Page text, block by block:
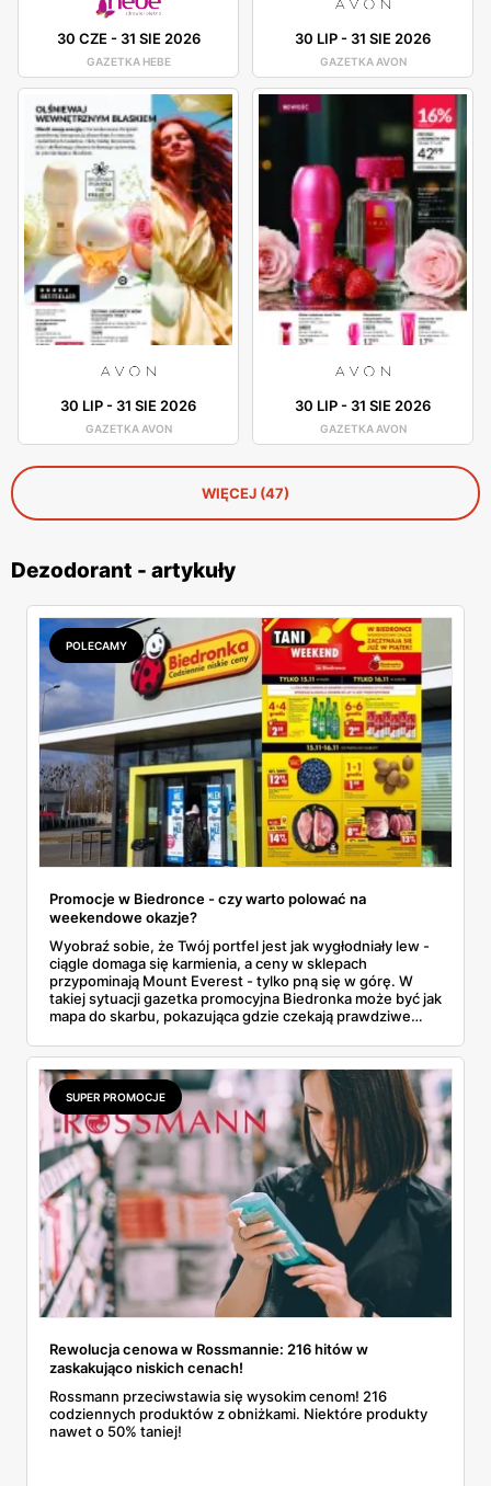
30 CZE - 31 SIE 2026
GAZETKA HEBE
30 LIP- 31 SIE 2026
GAZETKA AVON
30 LIP- 31 SIE 2026
GAZETKA AVON
30 LIP- 31 SIE 2026
GAZETKA AVON
WIĘCEJ (47)
Dezodorant - artykuły
POLECAMY
Promocje w Biedronce - czy warto polować na
weekendowe okazje?
Wyobraź sobie, że Twój portfel jest jak wygłodniały lew -
ciągle domaga się karmienia, a ceny w sklepach
przypominają Mount Everest - tylko pną się w górę. W
takiej sytuacji gazetka promocyjna Biedronka może być jak
mapa do skarbu, pokazująca gdzie czekają prawdziwe
tego popularnego dyskontu w najbliższy weekend 15-16
listopada? Przyjrzyjmy się ofercie i sprawdźmy, czy gra
jest warta świeczki.
SUPER PROMOCJE
Rewolucja cenowa w Rossmannie: 216 hitów w
zaskakująco niskich cenach!
Rossmann przeciwstawia się wysokim cenom! 216
codziennych produktów z obniżkami. Niektóre produkty
nawet o 50% taniej!